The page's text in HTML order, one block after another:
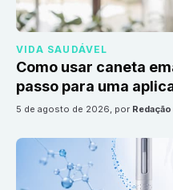
VIDA SAUDÁVEL
Como usar caneta
passo para uma
5 de agosto de 2026, por